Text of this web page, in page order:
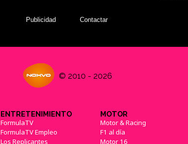
Publicidad Contactar
© 2010 - 2026
ENTRETENIMIENTO
FormulaTV
FormulaTV Empleo
Los Replicantes
MOTOR
Motor & Racing
F1 al día
Motor 16